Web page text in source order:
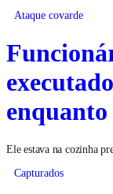
Ataque covarde
Ele estava na cozinha
Capturados